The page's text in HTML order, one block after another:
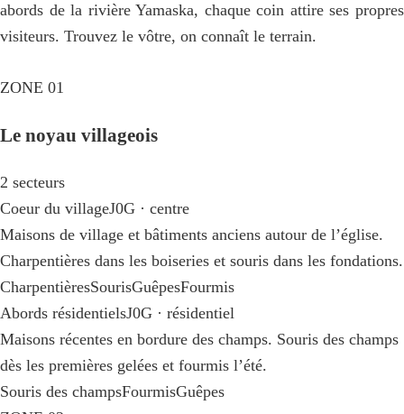
abords de la rivière Yamaska, chaque coin attire ses propres
visiteurs. Trouvez le vôtre, on connaît le terrain.
ZONE 01
Le noyau villageois
2 secteurs
Coeur du villageJ0G · centre
Maisons de village et bâtiments anciens autour de l’église.
Charpentières dans les boiseries et souris dans les fondations.
CharpentièresSourisGuêpesFourmis
Abords résidentielsJ0G · résidentiel
Maisons récentes en bordure des champs. Souris des champs
dès les premières gelées et fourmis l’été.
Souris des champsFourmisGuêpes